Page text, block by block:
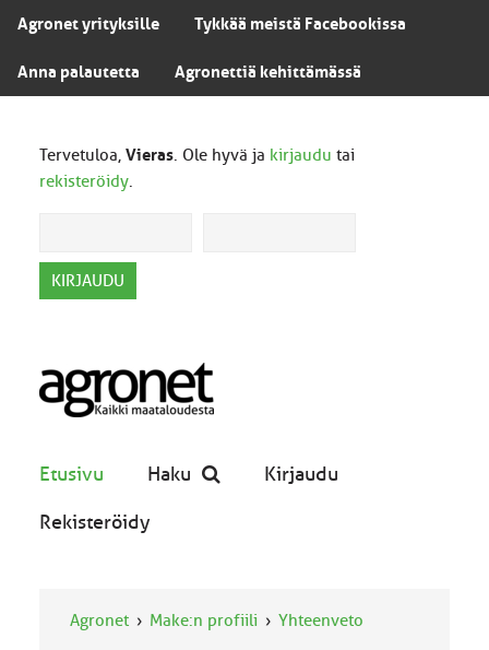
Agronet yrityksille Tykkää meistä Facebookissa
Anna palautetta Agronettiä kehittämässä
Tervetuloa, Vieras. Ole hyvä ja kirjaudu tai
rekisteröidy.
Etusivu Haku Kirjaudu
Rekisteröidy
Agronet Make:n profiili Yhteenveto